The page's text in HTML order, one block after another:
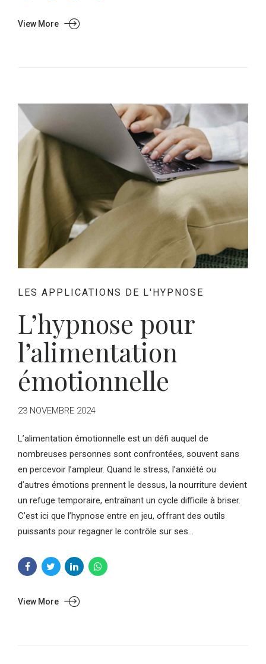
View More
LES APPLICATIONS DE L'HYPNOSE
L’hypnose pour
l’alimentation
émotionnelle
23 NOVEMBRE 2024
L’alimentation émotionnelle est un défi auquel de
nombreuses personnes sont confrontées, souvent sans
en percevoir l’ampleur. Quand le stress, l’anxiété ou
d’autres émotions prennent le dessus, la nourriture devient
un refuge temporaire, entraînant un cycle difficile à briser.
C’est ici que l’hypnose entre en jeu, offrant des outils
puissants pour regagner le contrôle sur ses...
View More